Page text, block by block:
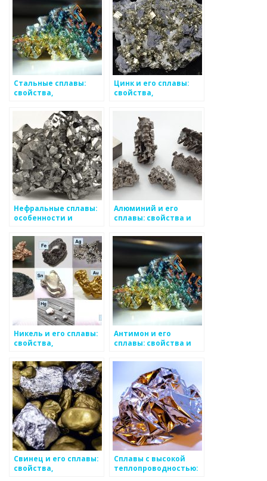
Стальные сплавы:
свойства,
применение
Цинк и его сплавы:
свойства,
Нефральные сплавы:
особенности и
Алюминий и его
сплавы: свойства и
Никель и его сплавы:
свойства,
основные виды
Антимон и его
сплавы: свойства и
Свинец и его сплавы:
свойства,
Сплавы с высокой
теплопроводностью: